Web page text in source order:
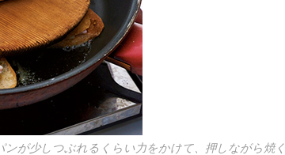
ンが少しつぶれるくらい力をかけて、押しながら焼く